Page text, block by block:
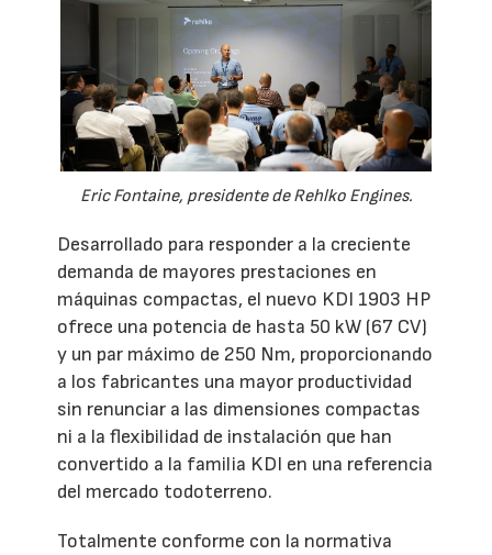
Eric Fontaine, presidente de Rehlko Engines.
Desarrollado para responder a la creciente
demanda de mayores prestaciones en
máquinas compactas, el nuevo KDI 1903 HP
ofrece una potencia de hasta 50 kW (67 CV)
y un par máximo de 250 Nm, proporcionando
a los fabricantes una mayor productividad
sin renunciar a las dimensiones compactas
ni a la flexibilidad de instalación que han
convertido a la familia KDI en una referencia
del mercado todoterreno.
Totalmente conforme con la normativa